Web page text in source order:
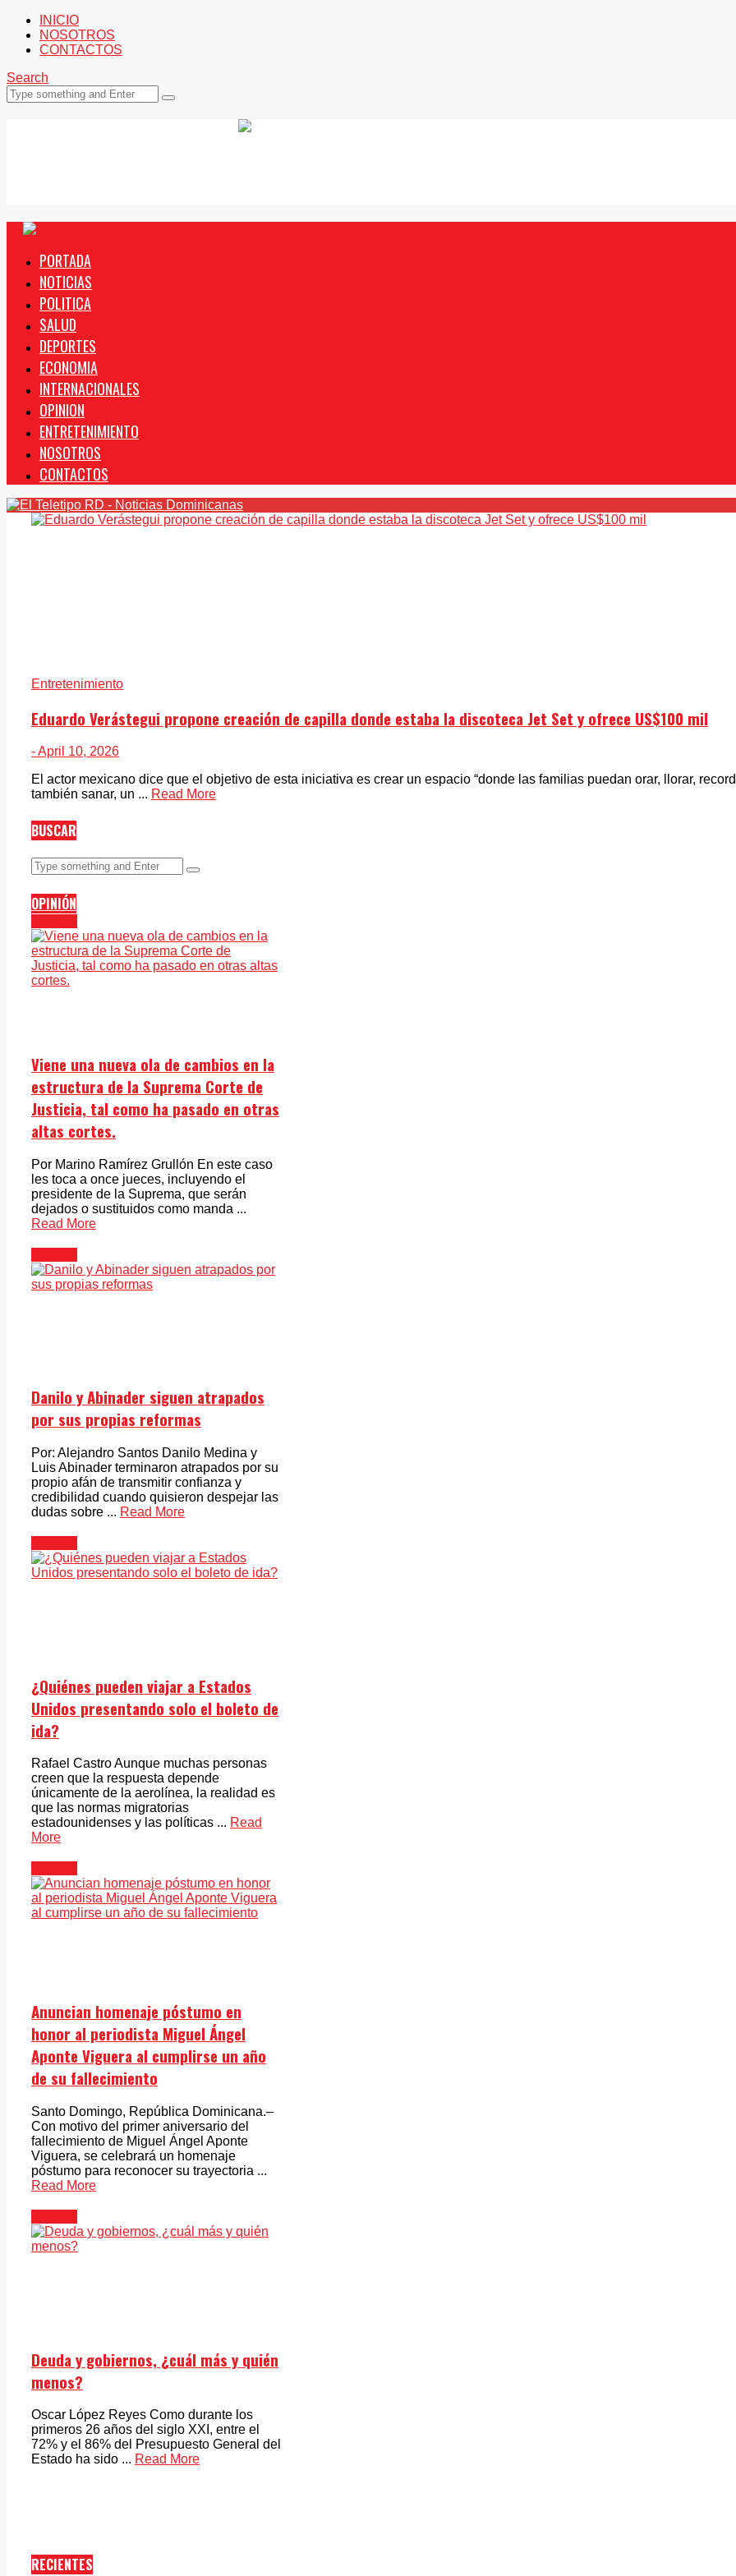
INICIO
NOSOTROS
CONTACTOS
Search
PORTADA
NOTICIAS
POLITICA
SALUD
DEPORTES
ECONOMIA
INTERNACIONALES
OPINION
ENTRETENIMIENTO
NOSOTROS
CONTACTOS
Entretenimiento
Eduardo Verástegui propone creación de capilla donde estaba la discoteca Jet Set y ofrece US$100 mil
- April 10, 2026
El actor mexicano dice que el objetivo de esta iniciativa es crear un espacio “donde las familias puedan orar, llorar,
también sanar, un ... Read More
BUSCAR
OPINIÓN
Viene una nueva ola de cambios en la
estructura de la Suprema Corte de
Justicia, tal como ha pasado en otras
altas cortes.
Por Marino Ramírez Grullón En este caso
les toca a once jueces, incluyendo el
presidente de la Suprema, que serán
dejados o sustituidos como manda ...
Read More
Danilo y Abinader siguen atrapados
por sus propias reformas
Por: Alejandro Santos Danilo Medina y
Luis Abinader terminaron atrapados por su
propio afán de transmitir confianza y
credibilidad cuando quisieron despejar las
dudas sobre ... Read More
¿Quiénes pueden viajar a Estados
Unidos presentando solo el boleto de
ida?
Rafael Castro Aunque muchas personas
creen que la respuesta depende
únicamente de la aerolínea, la realidad es
que las normas migratorias
estadounidenses y las políticas ... Read
More
Anuncian homenaje póstumo en
honor al periodista Miguel Ángel
Aponte Viguera al cumplirse un año
de su fallecimiento
Santo Domingo, República Dominicana.–
Con motivo del primer aniversario del
fallecimiento de Miguel Ángel Aponte
Viguera, se celebrará un homenaje
póstumo para reconocer su trayectoria ...
Read More
Deuda y gobiernos, ¿cuál más y quién
menos?
Oscar López Reyes Como durante los
primeros 26 años del siglo XXI, entre el
72% y el 86% del Presupuesto General del
Estado ha sido ... Read More
RECIENTES